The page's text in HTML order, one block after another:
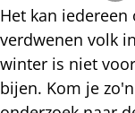
Het kan
verdwenen volk
winter is niet
bijen. Kom je